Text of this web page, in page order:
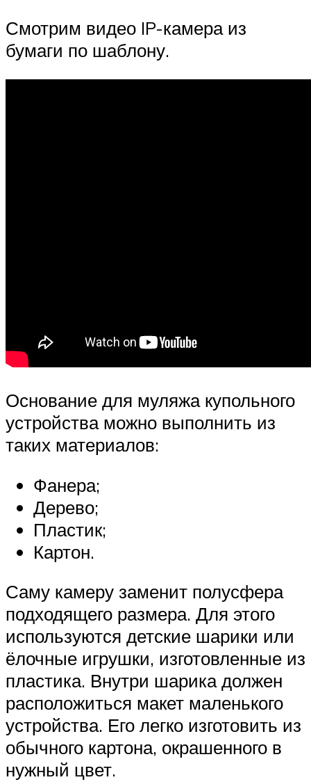
Смотрим видео IP-камера из
бумаги по шаблону.
Основание для муляжа купольного
устройства можно выполнить из
таких материалов:
Фанера;
Дерево;
Пластик;
Картон.
Саму камеру заменит полусфера
подходящего размера. Для этого
используются детские шарики или
ёлочные игрушки, изготовленные из
пластика. Внутри шарика должен
расположиться макет маленького
устройства. Его легко изготовить из
обычного картона, окрашенного в
нужный цвет.